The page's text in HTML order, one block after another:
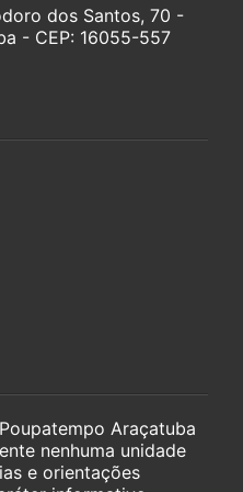
dos Santos, 70 -
- CEP: 16055-557
Araçatuba
nenhuma unidade
e orientações